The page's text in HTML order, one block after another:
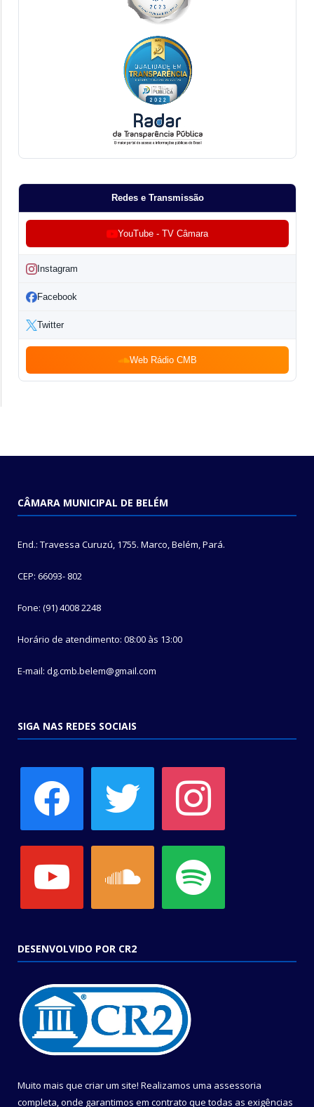
Redes e Transmissão
YouTube - TV Câmara
Instagram
Facebook
Twitter
Web Rádio CMB
CÂMARA MUNICIPAL DE BELÉM
End.: Travessa Curuzú, 1755. Marco, Belém, Pará.
CEP: 66093- 802
Fone: (91) 4008 2248
Horário de atendimento: 08:00 às 13:00
E-mail: dg.cmb.belem@gmail.com
SIGA NAS REDES SOCIAIS
DESENVOLVIDO POR CR2
Muito mais que criar um site! Realizamos uma assessoria
completa, onde garantimos em contrato que todas as exigências